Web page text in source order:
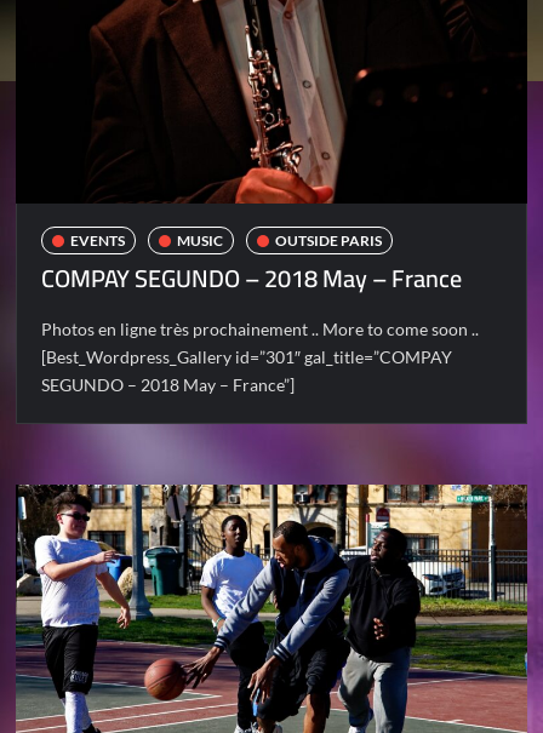
EVENTS MUSIC OUTSIDE PARIS
COMPAY SEGUNDO – 2018 May – France
Photos en ligne très prochainement .. More to come soon ..
[Best_Wordpress_Gallery id=”301″ gal_title=”COMPAY
SEGUNDO – 2018 May – France”]